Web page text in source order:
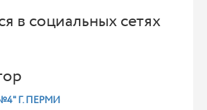
в социальных сетях
Г. ПЕРМИ